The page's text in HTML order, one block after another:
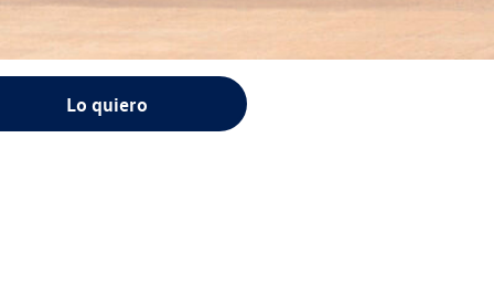
Lo quiero